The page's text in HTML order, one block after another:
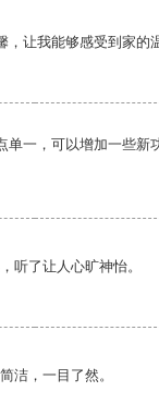
让我能够感受到家的
单一，可以增加一些新
听了让人心旷神怡。
洁，一目了然。